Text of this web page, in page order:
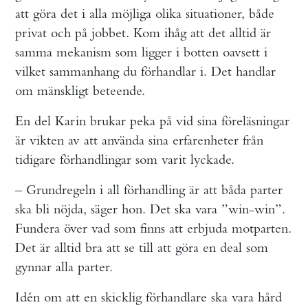
att göra det i alla möjliga olika situationer, både
privat och på jobbet. Kom ihåg att det alltid är
samma mekanism som ligger i botten oavsett i
vilket sammanhang du förhandlar i. Det handlar
om mänskligt beteende.
En del Karin brukar peka på vid sina föreläsningar
är vikten av att använda sina erfarenheter från
tidigare förhandlingar som varit lyckade.
– Grundregeln i all förhandling är att båda parter
ska bli nöjda, säger hon. Det ska vara ”win-win”.
Fundera över vad som finns att erbjuda motparten.
Det är alltid bra att se till att göra en deal som
gynnar alla parter.
Idén om att en skicklig förhandlare ska vara hård